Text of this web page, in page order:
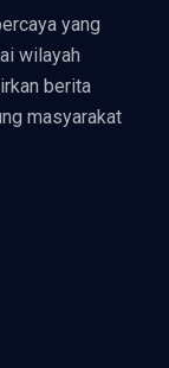
yang
wilayah
berita
masyarakat